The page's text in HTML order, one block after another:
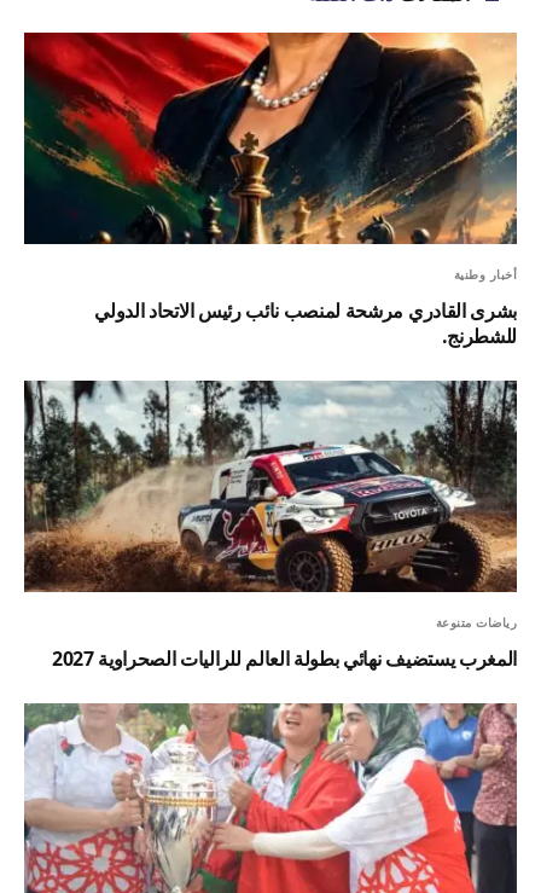
أخبار وطنية
بشرى القادري مرشحة لمنصب نائب رئيس الاتحاد الدولي
للشطرنج.
رياضات متنوعة
المغرب يستضيف نهائي بطولة العالم للراليات الصحراوية 2027